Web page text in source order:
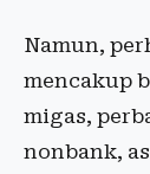
Namun,
mencakup
migas,
nonbank,